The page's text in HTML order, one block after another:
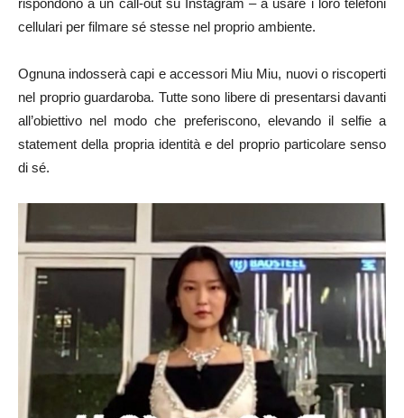
cellulari per filmare sé stesse nel proprio ambiente.
Ognuna indosserà capi e accessori Miu Miu, nuovi o riscoperti
nel proprio guardaroba. Tutte sono libere di presentarsi davanti
all’obiettivo nel modo che preferiscono, elevando il selfie a
statement della propria identità e del proprio particolare senso
di sé.